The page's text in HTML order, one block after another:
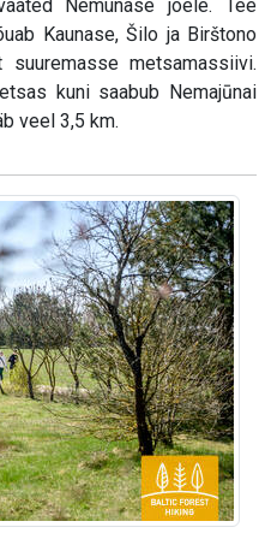
Nemunase jõele. Tee
Kaunase, Šilo ja Birštono
metsamassiivi.
kuni saabub Nemajūnai
veel 3,5 km.